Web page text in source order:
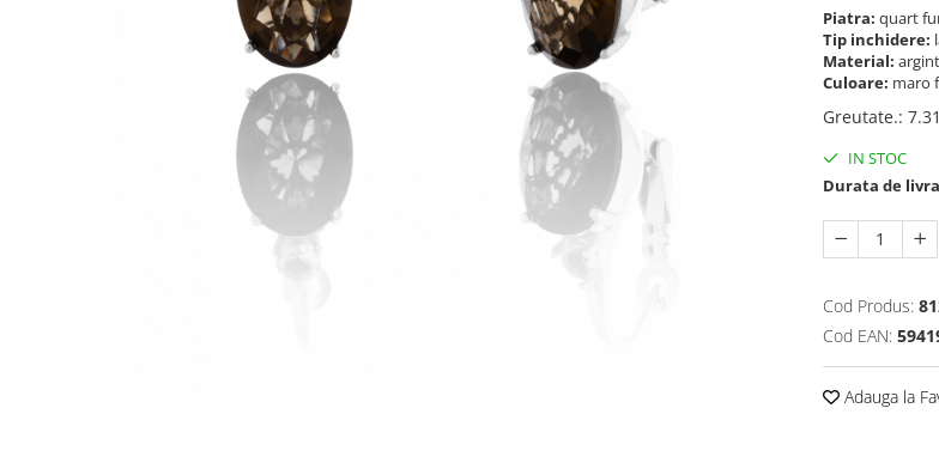
Piatra: quart
Tip inchidere:
Material:
Culoare: maro
Greutate.:
IN STOC
Durata de
Cod Produs:
Cod EAN:
Adauga la